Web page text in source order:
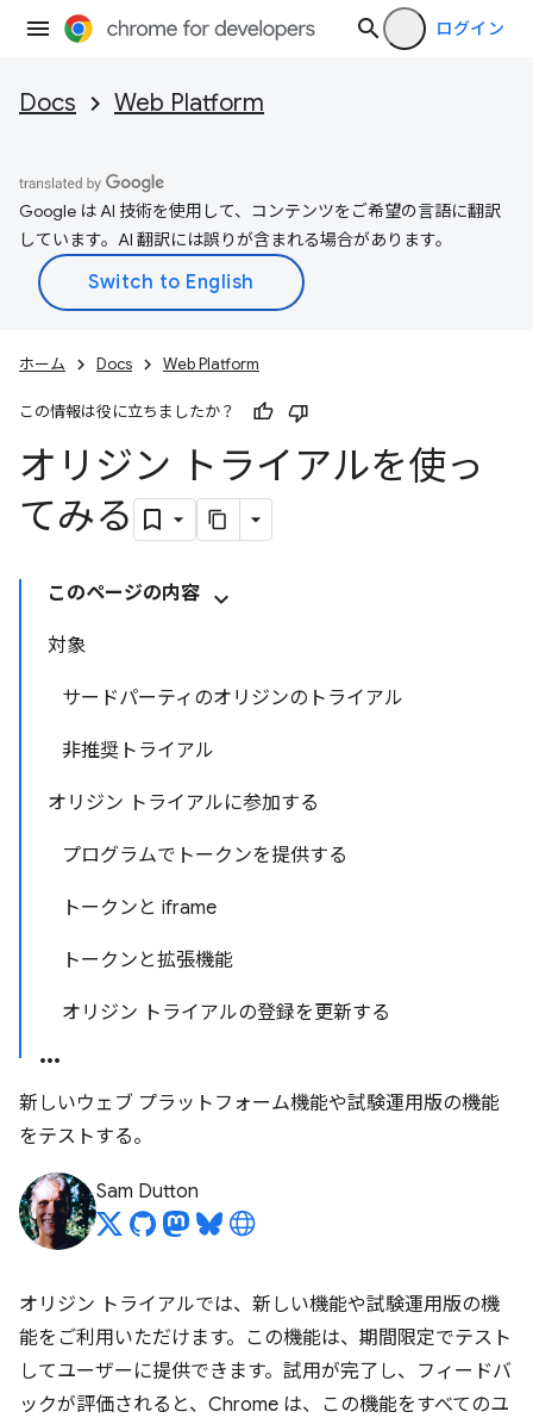
ログイン
Docs Web Platform
Google は AI 技術を使用して、コンテンツをご希望の言語に翻訳
しています。AI 翻訳には誤りが含まれる場合があります。
ホーム Docs Web Platform
この情報は役に立ちましたか？
オリジン トライアルを使っ
てみる
このページの内容
対象
サードパーティのオリジンのトライアル
非推奨トライアル
オリジン トライアルに参加する
プログラムでトークンを提供する
トークンと iframe
トークンと拡張機能
オリジン トライアルの登録を更新する
新しいウェブ プラットフォーム機能や試験運用版の機能
をテストする。
Sam Dutton
オリジン トライアルでは、新しい機能や試験運用版の機
能をご利用いただけます。この機能は、期間限定でテスト
してユーザーに提供できます。試用が完了し、フィードバ
ックが評価されると、Chrome は、この機能をすべてのユ